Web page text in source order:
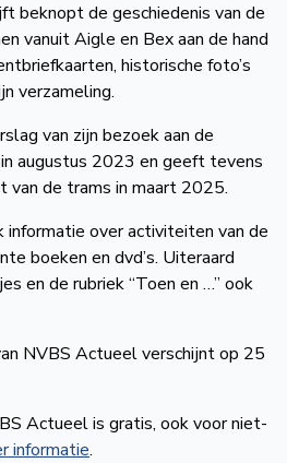
beknopt de geschiedenis van de
vanuit Aigle en Bex aan de hand
historische foto’s
verzameling.
van zijn bezoek aan de
augustus 2023 en geeft tevens
van de trams in maart 2025.
informatie over activiteiten van de
boeken en dvd’s. Uiteraard
en de rubriek “Toen en …” ook
NVBS Actueel verschijnt op 25
Actueel is gratis, ook voor niet-
informatie.